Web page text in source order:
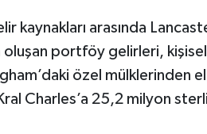
kaynakları arasında
portföy gelirleri, kişisel
özel mülklerinden
Charles’a 25,2 milyon